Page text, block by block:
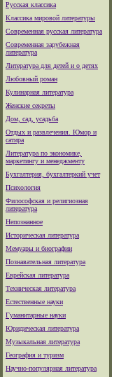
Русская классика
Классика мировой литературы
Современная русская литература
Современная зарубежная
литература
Литература для детей и о детях
Любовный роман
Кулинарная литература
Женские секреты
Дом, сад, усадьба
Отдых и развлечения. Юмор и
сатира
Литература по экономике,
маркетингу и менеджменту
Бухгалтерия, бухгалтеркий учет
Психология
Философская и религиозная
литература
Непознанное
Историческая литература
Мемуары и биографии
Познавательная литература
Еврейская литература
Техническая литература
Естественные науки
Гуманитарные науки
Юридическая литература
Музыкальная литература
География и туризм
Научно-популярная литература